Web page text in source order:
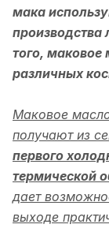
мака
производства
того, маковое
различных
Маковое
получают из
первого
термической
дает
выходе